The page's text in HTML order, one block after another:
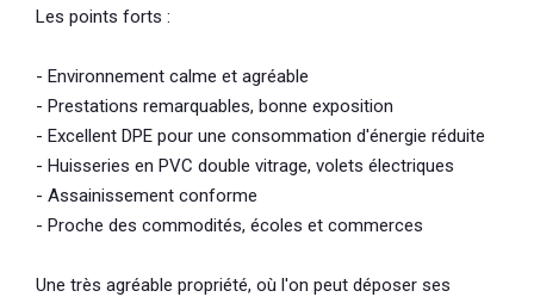
Les points forts :
- Environnement calme et agréable
- Prestations remarquables, bonne exposition
- Excellent DPE pour une consommation d'énergie réduite
- Huisseries en PVC double vitrage, volets électriques
- Assainissement conforme
- Proche des commodités, écoles et commerces
Une très agréable propriété, où l'on peut déposer ses